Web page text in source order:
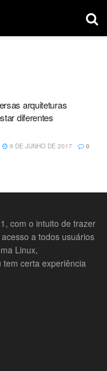
arquiteturas
diferentes
9 DE JUNHO DE 2017 0
com o intuito de trazer
a todos usuários
Linux,
tem certa experiência